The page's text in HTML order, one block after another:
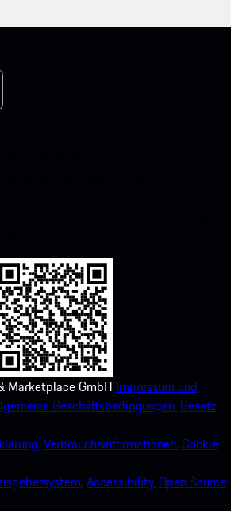
Marketplace GmbH Impressum und
Geschäftsbedingungen.Gesetz
Verbrauchsinformationen.Cookie
Accessibility.Open Source